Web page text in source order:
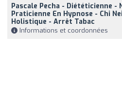
Pascale Pecha - Diététicienne
Praticienne En Hypnose - Chi
Holistique - Arrêt Tabac
Informations et coordonnées